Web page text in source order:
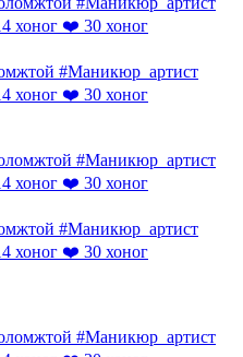
#Маникюр_артист
хоног ❤️ 30 хоног
#Маникюр_артист
хоног ❤️ 30 хоног